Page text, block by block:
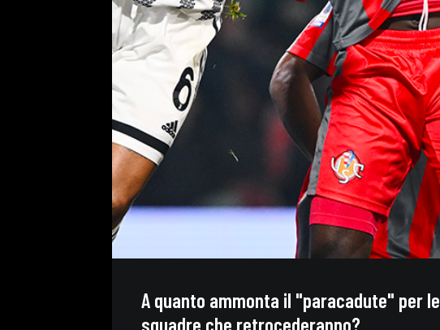
A quanto ammonta il "paracadute" per le
squadre che retrocederanno?